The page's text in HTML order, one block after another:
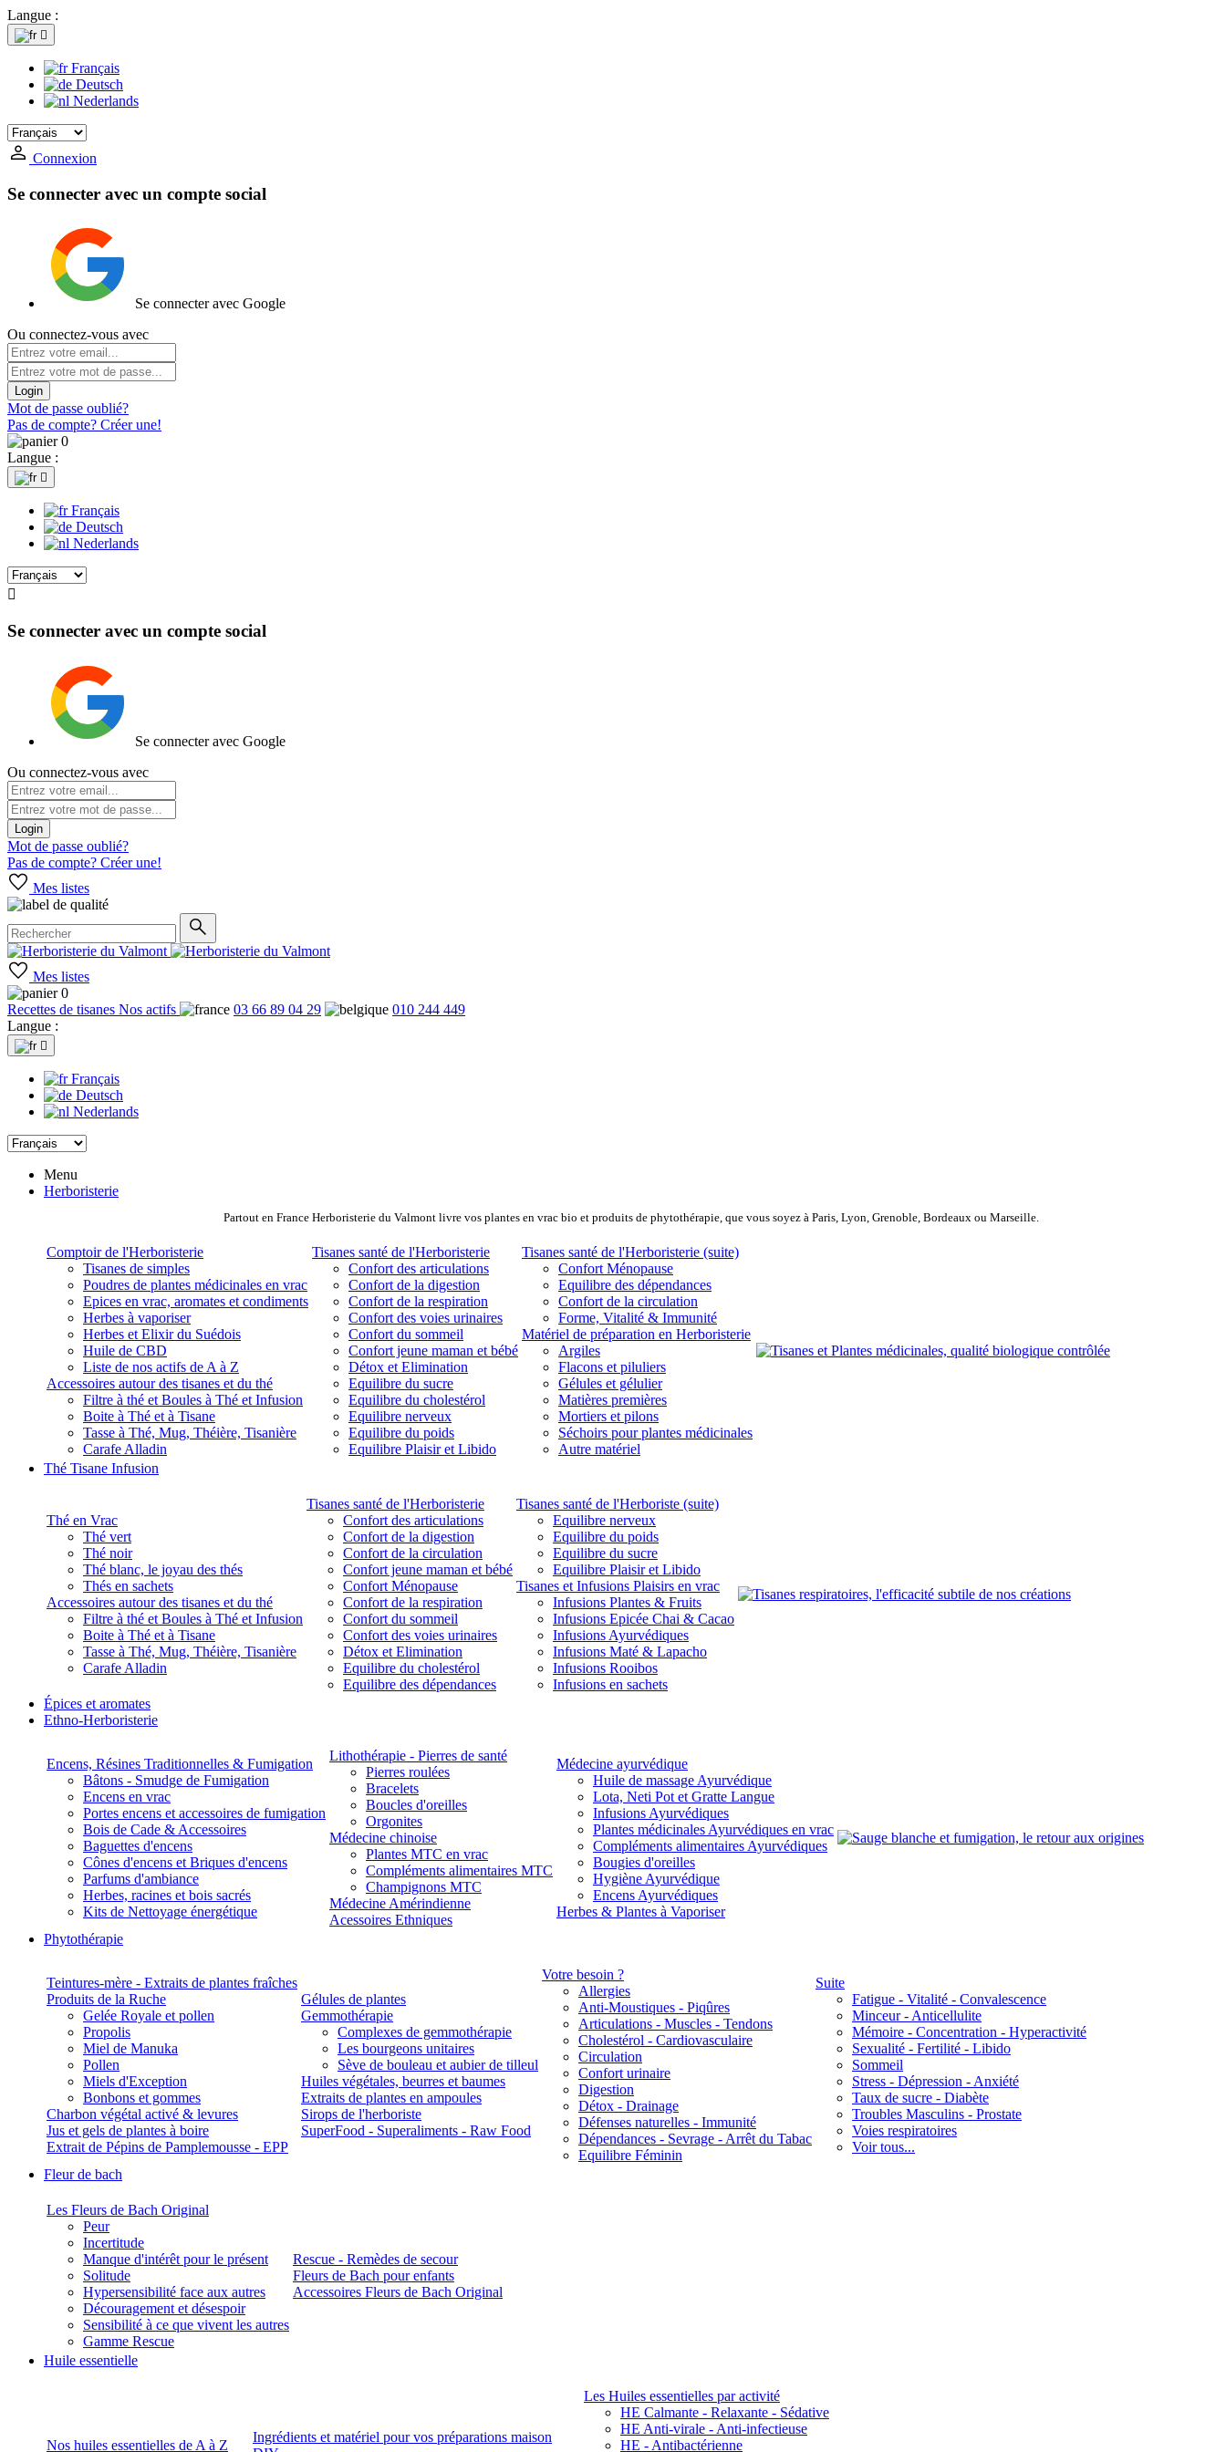
Langue :

Français
Deutsch
Nederlands
Connexion
Se connecter avec un compte social
Se connecter avec Google
Ou connectez-vous avec
Login
Mot de passe oublié?
Pas de compte? Créer une!
0
Langue :

Français
Deutsch
Nederlands

Se connecter avec un compte social
Se connecter avec Google
Ou connectez-vous avec
Login
Mot de passe oublié?
Pas de compte? Créer une!
Mes listes
Mes listes
0
Recettes de tisanes Nos actifs 03 66 89 04 29
010 244 449
Langue :

Français
Deutsch
Nederlands
Menu
Herboristerie
Partout en France Herboristerie du Valmont livre vos plantes en vrac bio et produits de phytothérapie, que vous soyez à Paris, Lyon, Grenoble, Bordeaux ou Marseille.
Comptoir de l'Herboristerie
Tisanes de simples
Poudres de plantes médicinales en vrac
Epices en vrac, aromates et condiments
Herbes à vaporiser
Herbes et Elixir du Suédois
Huile de CBD
Liste de nos actifs de A à Z
Accessoires autour des tisanes et du thé
Filtre à thé et Boules à Thé et Infusion
Boite à Thé et à Tisane
Tasse à Thé, Mug, Théière, Tisanière
Carafe Alladin
Tisanes santé de l'Herboristerie
Confort des articulations
Confort de la digestion
Confort de la respiration
Confort des voies urinaires
Confort du sommeil
Confort jeune maman et bébé
Détox et Elimination
Equilibre du sucre
Equilibre du cholestérol
Equilibre nerveux
Equilibre du poids
Equilibre Plaisir et Libido
Tisanes santé de l'Herboristerie (suite)
Confort Ménopause
Equilibre des dépendances
Confort de la circulation
Forme, Vitalité & Immunité
Matériel de préparation en Herboristerie
Argiles
Flacons et piluliers
Gélules et gélulier
Matières premières
Mortiers et pilons
Séchoirs pour plantes médicinales
Autre matériel
Thé Tisane Infusion
Thé en Vrac
Thé vert
Thé noir
Thé blanc, le joyau des thés
Thés en sachets
Accessoires autour des tisanes et du thé
Filtre à thé et Boules à Thé et Infusion
Boite à Thé et à Tisane
Tasse à Thé, Mug, Théière, Tisanière
Carafe Alladin
Tisanes santé de l'Herboristerie
Confort des articulations
Confort de la digestion
Confort de la circulation
Confort jeune maman et bébé
Confort Ménopause
Confort de la respiration
Confort du sommeil
Confort des voies urinaires
Détox et Elimination
Equilibre du cholestérol
Equilibre des dépendances
Tisanes santé de l'Herboriste (suite)
Equilibre nerveux
Equilibre du poids
Equilibre du sucre
Equilibre Plaisir et Libido
Tisanes et Infusions Plaisirs en vrac
Infusions Plantes & Fruits
Infusions Epicée Chai & Cacao
Infusions Ayurvédiques
Infusions Maté & Lapacho
Infusions Rooibos
Infusions en sachets
Épices et aromates
Ethno-Herboristerie
Encens, Résines Traditionnelles & Fumigation
Bâtons - Smudge de Fumigation
Encens en vrac
Portes encens et accessoires de fumigation
Bois de Cade & Accessoires
Baguettes d'encens
Cônes d'encens et Briques d'encens
Parfums d'ambiance
Herbes, racines et bois sacrés
Kits de Nettoyage énergétique
Lithothérapie - Pierres de santé
Pierres roulées
Bracelets
Boucles d'oreilles
Orgonites
Médecine chinoise
Plantes MTC en vrac
Compléments alimentaires MTC
Champignons MTC
Médecine Amérindienne
Acessoires Ethniques
Médecine ayurvédique
Huile de massage Ayurvédique
Lota, Neti Pot et Gratte Langue
Infusions Ayurvédiques
Plantes médicinales Ayurvédiques en vrac
Compléments alimentaires Ayurvédiques
Bougies d'oreilles
Hygiène Ayurvédique
Encens Ayurvédiques
Herbes & Plantes à Vaporiser
Phytothérapie
Teintures-mère - Extraits de plantes fraîches
Produits de la Ruche
Gelée Royale et pollen
Propolis
Miel de Manuka
Pollen
Miels d'Exception
Bonbons et gommes
Charbon végétal activé & levures
Jus et gels de plantes à boire
Extrait de Pépins de Pamplemousse - EPP
Gélules de plantes
Gemmothérapie
Complexes de gemmothérapie
Les bourgeons unitaires
Sève de bouleau et aubier de tilleul
Huiles végétales, beurres et baumes
Extraits de plantes en ampoules
Sirops de l'herboriste
SuperFood - Superaliments - Raw Food
Votre besoin ?
Allergies
Anti-Moustiques - Piqûres
Articulations - Muscles - Tendons
Cholestérol - Cardiovasculaire
Circulation
Confort urinaire
Digestion
Détox - Drainage
Défenses naturelles - Immunité
Dépendances - Sevrage - Arrêt du Tabac
Equilibre Féminin
Suite
Fatigue - Vitalité - Convalescence
Minceur - Anticellulite
Mémoire - Concentration - Hyperactivité
Sexualité - Fertilité - Libido
Sommeil
Stress - Dépression - Anxiété
Taux de sucre - Diabète
Troubles Masculins - Prostate
Voies respiratoires
Voir tous...
Fleur de bach
Les Fleurs de Bach Original
Peur
Incertitude
Manque d'intérêt pour le présent
Solitude
Hypersensibilité face aux autres
Découragement et désespoir
Sensibilité à ce que vivent les autres
Gamme Rescue
Rescue - Remèdes de secour
Fleurs de Bach pour enfants
Accessoires Fleurs de Bach Original
Huile essentielle
Nos huiles essentielles de A à Z
Ingrédients et matériel pour vos préparations maison
Les Huiles essentielles par activité
HE Calmante - Relaxante - Sédative
HE Anti-virale - Anti-infectieuse
HE - Antibactérienne